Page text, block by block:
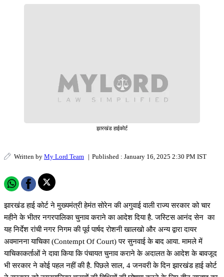
झारखंड हाईकोर्ट
Written by My Lord Team | Published : January 16, 2025 2:30 PM IST
झारखंड हाई कोर्ट ने मुख्यमंत्री हेमंत सोरेन की अगुवाई वाली राज्य सरकार को चार
महीने के भीतर नगरपालिका चुनाव कराने का आदेश दिया है. जस्टिस आनंद सेन का
यह निर्देश रांची नगर निगम की पूर्व पार्षद रोशनी खालखो और अन्य द्वारा दायर
अवमानना याचिका (Contempt Of Court) पर सुनवाई के बाद आया. मामले में
याचिकाकर्ताओं ने दावा किया कि पंचायत चुनाव कराने के अदालत के आदेश के बावजूद
भी सरकार ने कोई पहल नहीं की है. पिछले साल, 4 जनवरी के दिन झारखंड हाई कोर्ट